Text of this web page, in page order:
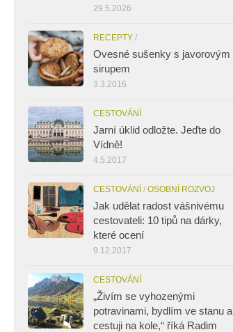
29.5.2026
RECEPTY /
Ovesné sušenky s javorovým
sirupem
3.3.2016
CESTOVÁNÍ
Jarní úklid odložte. Jeďte do
Vídně!
4.5.2017
CESTOVÁNÍ / OSOBNÍ ROZVOJ
Jak udělat radost vášnivému
cestovateli: 10 tipů na dárky,
které ocení
9.12.2017
CESTOVÁNÍ
„Živím se vyhozenými
potravinami, bydlím ve stanu a
cestuji na kole,“ říká Radim